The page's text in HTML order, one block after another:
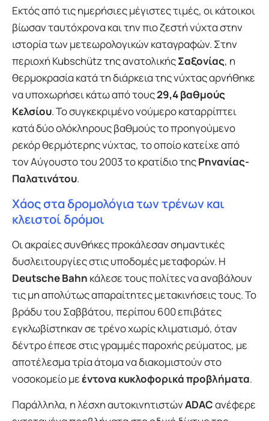
Εκτός από τις ημερήσιες μέγιστες τιμές, οι κάτοικοι
βίωσαν ταυτόχρονα και την πιο ζεστή νύχτα στην
ιστορία των μετεωρολογικών καταγραφών. Στην
περιοχή Kubschütz της ανατολικήςΣαξονίας, η
θερμοκρασία κατά τη διάρκεια της νύχτας αρνήθηκε
να υποχωρήσει κάτω από τους29,4 βαθμούς
Κελσίου. Το συγκεκριμένο νούμερο καταρρίπτει
κατά δύο ολόκληρους βαθμούς το προηγούμενο
ρεκόρ θερμότερης νύχτας, το οποίο κατείχε από
τον Αύγουστο του 2003 το κρατίδιο τηςΡηνανίας-
Παλατινάτου.
Χάος στα δρομολόγια των τρένων και
κλειστοί δρόμοι
Οι ακραίες συνθήκες προκάλεσαν σημαντικές
δυσλειτουργίες στις υποδομές μεταφορών. Η
Deutsche Bahn κάλεσε τους πολίτες να αναβάλουν
τις μη απολύτως απαραίτητες μετακινήσεις τους. Το
βράδυ του Σαββάτου, περίπου 600 επιβάτες
εγκλωβίστηκαν σε τρένο χωρίς κλιματισμό, όταν
δέντρο έπεσε στις γραμμές παροχής ρεύματος, με
αποτέλεσμα τρία άτομα να διακομιστούν στο
νοσοκομείο μεέντονα κυκλοφορικά προβλήματα.
Παράλληλα, η λέσχη αυτοκινητιστώνADACανέφερε